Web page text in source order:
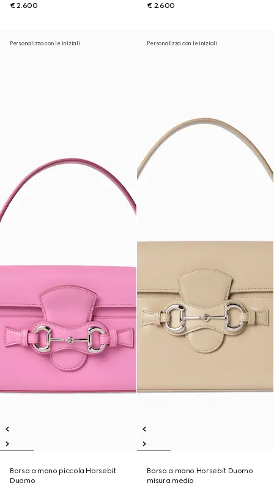
€ 2.600
€ 2.600
Personalizza con le iniziali
Borsa a mano piccola Horsebit
Duomo
Personalizza con le iniziali
Borsa a mano Horsebit Duomo
misura media